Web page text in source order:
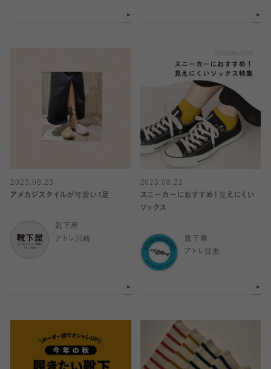
2023.08.23
アメカジスタイルが可愛い1足
靴下屋
アトレ川崎
2023.08.22
スニーカーにおすすめ！見えにくい
ソックス
靴下屋
アトレ目黒